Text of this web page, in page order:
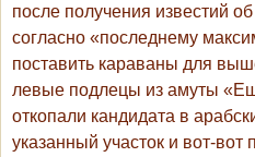
после получения известий
согласно «последнему
поставить караваны для
левые подлецы из амуты
откопали кандидата в
указанный участок и вот-